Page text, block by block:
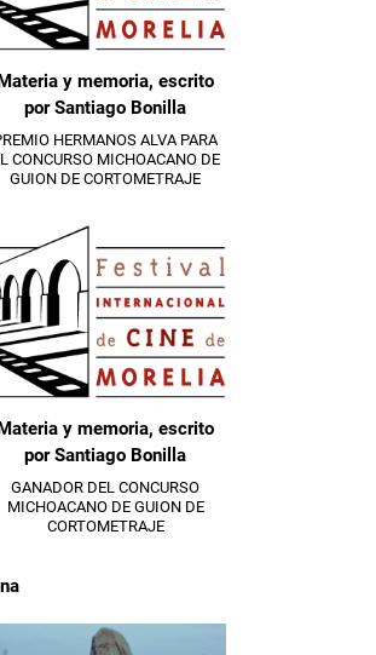
y memoria, escrito
por Santiago Bonilla
HERMANOS ALVA PARA
CONCURSO MICHOACANO DE
GUION DE CORTOMETRAJE
y memoria, escrito
por Santiago Bonilla
GANADOR DEL CONCURSO
MICHOACANO DE GUION DE
CORTOMETRAJE